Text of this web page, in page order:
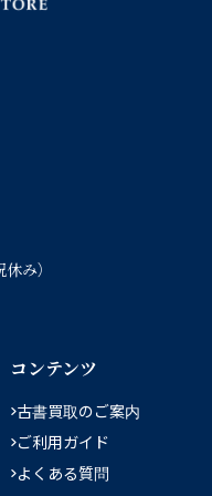
み）
コンテンツ
古書買取のご案内
ご利用ガイド
よくある質問